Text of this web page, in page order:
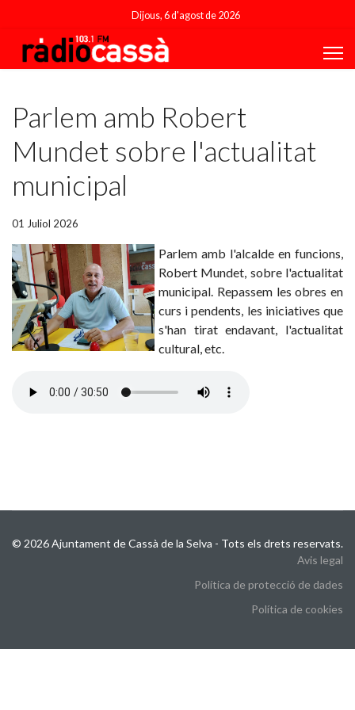
Dijous, 6 d'agost de 2026
Parlem amb Robert
Mundet sobre l'actualitat
municipal
01 Juliol 2026
Parlem amb l'alcalde en funcions,
Robert Mundet, sobre l'actualitat
municipal. Repassem les obres en
curs i pendents, les iniciatives que
s'han tirat endavant, l'actualitat
cultural, etc.
© 2026 Ajuntament de Cassà de la Selva - Tots els drets reservats.
Avis legal
Política de protecció de dades
Política de cookies